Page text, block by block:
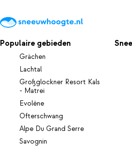
Populaire gebieden
Grächen
Lachtal
Großglockner Resort Kals
- Matrei
Evolène
Ofterschwang
Alpe Du Grand Serre
Savognin